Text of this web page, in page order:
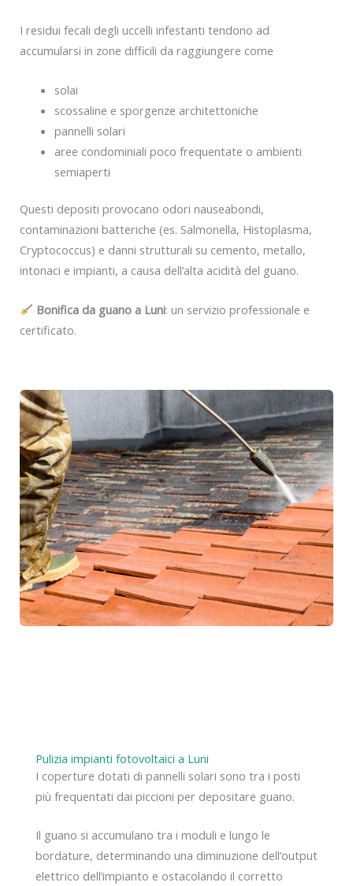
I residui fecali degli uccelli infestanti tendono ad
accumularsi in zone difficili da raggiungere come
solai
scossaline e sporgenze architettoniche
pannelli solari
aree condominiali poco frequentate o ambienti
semiaperti
Questi depositi provocano odori nauseabondi,
contaminazioni batteriche (es. Salmonella, Histoplasma,
Cryptococcus) e danni strutturali su cemento, metallo,
intonaci e impianti, a causa dell’alta acidità del guano.
Bonifica da guano a Luni: un servizio professionale e
certificato.
Pulizia impianti fotovoltaici a Luni
I coperture dotati di pannelli solari sono tra i posti
più frequentati dai piccioni per depositare guano.
Il guano si accumulano tra i moduli e lungo le
bordature, determinando una diminuzione dell’output
elettrico dell’impianto e ostacolando il corretto